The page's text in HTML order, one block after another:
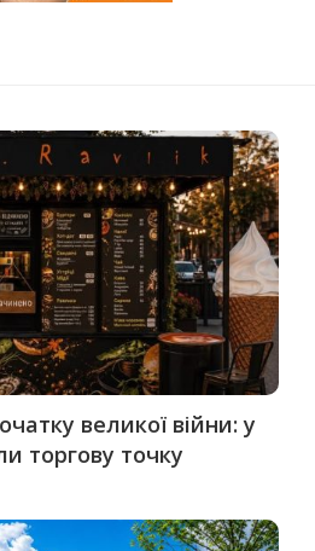
великої війни: у
торгову точку